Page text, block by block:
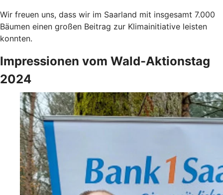
Wir freuen uns, dass wir im Saarland mit insgesamt 7.000
Bäumen einen großen Beitrag zur Klimainitiative leisten
konnten.
Impressionen vom Wald-Aktionstag
2024